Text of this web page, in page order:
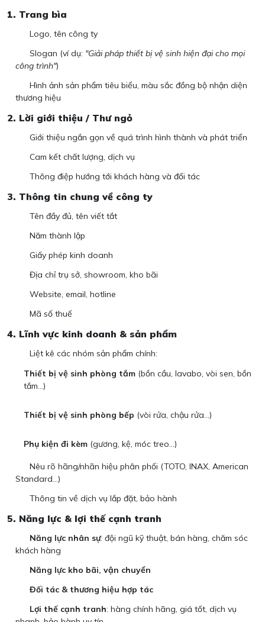
1. Trang bìa
Logo, tên công ty
Slogan (ví dụ: "Giải pháp thiết bị vệ sinh hiện đại cho mọi
công trình")
Hình ảnh sản phẩm tiêu biểu, màu sắc đồng bộ nhận diện
thương hiệu
2. Lời giới thiệu / Thư ngỏ
Giới thiệu ngắn gọn về quá trình hình thành và phát triển
Cam kết chất lượng, dịch vụ
Thông điệp hướng tới khách hàng và đối tác
3. Thông tin chung về công ty
Tên đầy đủ, tên viết tắt
Năm thành lập
Giấy phép kinh doanh
Địa chỉ trụ sở, showroom, kho bãi
Website, email, hotline
Mã số thuế
4. Lĩnh vực kinh doanh & sản phẩm
Liệt kê các nhóm sản phẩm chính:
Thiết bị vệ sinh phòng tắm (bồn cầu, lavabo, vòi sen, bồn
tắm…)
Thiết bị vệ sinh phòng bếp (vòi rửa, chậu rửa…)
Phụ kiện đi kèm (gương, kệ, móc treo…)
Nêu rõ hãng/nhãn hiệu phân phối (TOTO, INAX, American
Standard…)
Thông tin về dịch vụ lắp đặt, bảo hành
5. Năng lực & lợi thế cạnh tranh
Năng lực nhân sự: đội ngũ kỹ thuật, bán hàng, chăm sóc
khách hàng
Năng lực kho bãi, vận chuyển
Đối tác & thương hiệu hợp tác
Lợi thế cạnh tranh: hàng chính hãng, giá tốt, dịch vụ